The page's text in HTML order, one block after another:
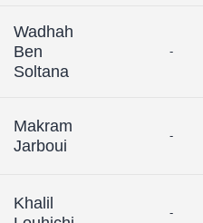
Wadhah
Ben
Soltana
-
Makram
Jarboui
-
Khalil
-